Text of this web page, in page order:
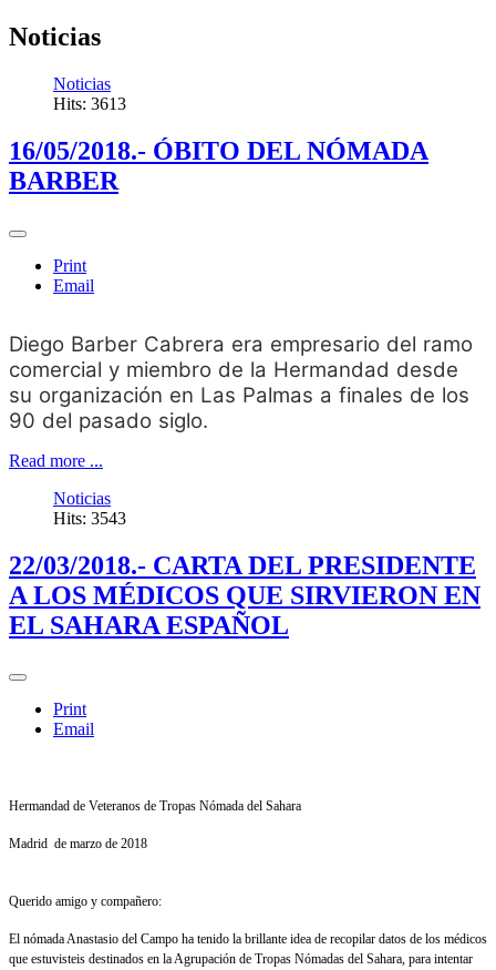
Noticias
Noticias
Hits: 3613
16/05/2018.- ÓBITO DEL NÓMADA
BARBER
Print
Email
Diego Barber Cabrera era empresario del ramo
comercial y miembro de la Hermandad desde
su organización en Las Palmas a finales de los
90 del pasado siglo.
Read more ...
Noticias
Hits: 3543
22/03/2018.- CARTA DEL PRESIDENTE
A LOS MÉDICOS QUE SIRVIERON EN
EL SAHARA ESPAÑOL
Print
Email
Hermandad de Veteranos de Tropas Nómada del Sahara
Madrid de marzo de 2018
Querido amigo y compañero:
El nómada Anastasio del Campo ha tenido la brillante idea de recopilar datos de los médicos
que estuvisteis destinados en la Agrupación de Tropas Nómadas del Sahara, para intentar